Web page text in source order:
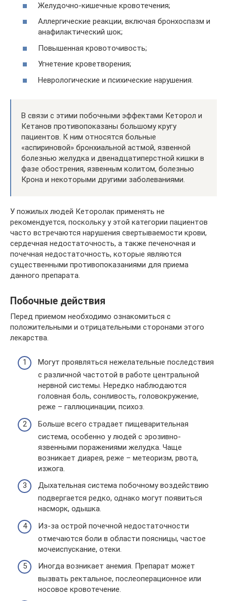
Желудочно-кишечные кровотечения;
Аллергические реакции, включая бронхоспазм и
анафилактический шок;
Повышенная кровоточивость;
Угнетение кроветворения;
Неврологические и психические нарушения.
В связи с этими побочными эффектами Кеторол и
Кетанов противопоказаны большому кругу
пациентов. К ним относятся больные
«аспириновой» бронхиальной астмой, язвенной
болезнью желудка и двенадцатиперстной кишки в
фазе обострения, язвенным колитом, болезнью
Крона и некоторыми другими заболеваниями.
У пожилых людей Кеторолак применять не
рекомендуется, поскольку у этой категории пациентов
часто встречаются нарушения свертываемости крови,
сердечная недостаточность, а также печеночная и
почечная недостаточность, которые являются
существенными противопоказаниями для приема
данного препарата.
Побочные действия
Перед приемом необходимо ознакомиться с
положительными и отрицательными сторонами этого
лекарства.
Могут проявляться нежелательные последствия
с различной частотой в работе центральной
нервной системы. Нередко наблюдаются
головная боль, сонливость, головокружение,
реже – галлюцинации, психоз.
Больше всего страдает пищеварительная
система, особенно у людей с эрозивно-
язвенными поражениями желудка. Чаще
возникает диарея, реже – метеоризм, рвота,
изжога.
Дыхательная система побочному воздействию
подвергается редко, однако могут появиться
насморк, одышка.
Из-за острой почечной недостаточности
отмечаются боли в области поясницы, частое
мочеиспускание, отеки.
Иногда возникает анемия. Препарат может
вызвать ректальное, послеоперационное или
носовое кровотечение.